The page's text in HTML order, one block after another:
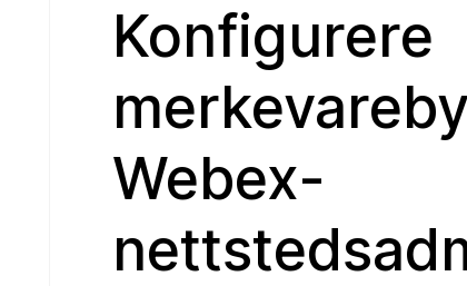
Konfigurere
Webex-